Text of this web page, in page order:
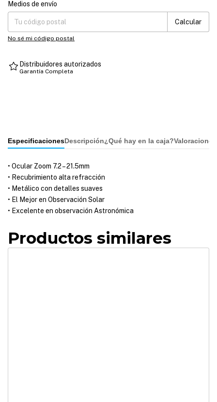
Entregas para el CP:
Medios de envío
Calcular
No sé mi código postal
Distribuidores autorizados
Garantía Completa
EspecificacionesDescripción¿Qué hay en la caja?
• Ocular Zoom 7.2 – 21.5mm
• Recubrimiento alta refracción
• Metálico con detalles suaves
• El Mejor en Observación Solar
• Excelente en observación Astronómica
Productos similares